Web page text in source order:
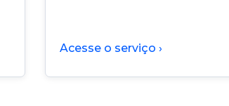
Acesse o serviço ›